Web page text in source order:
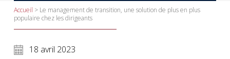
Accueil > Le management de transition, une solution de plus en plus
populaire chez les dirigeants
18 avril 2023